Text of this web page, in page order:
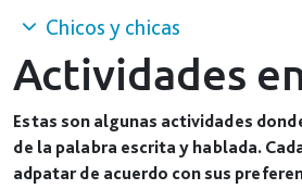
Chicos y chicas
Actividades
Estas son algunas actividades
de la palabra escrita y hablada.
adpatar de acuerdo con sus